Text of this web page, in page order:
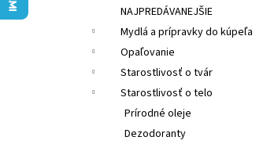
NAJPREDÁVANEJŠIE
Mydlá a prípravky do kúpeľa
Opaľovanie
Starostlivosť o tvár
Starostlivosť o telo
Prírodné oleje
Dezodoranty
SANTO VOLCANO SPA KOZMETICKÉ
OLEJ NA VLASY A TELO
COSMETIC SERUM – OIL HAIR & BODY